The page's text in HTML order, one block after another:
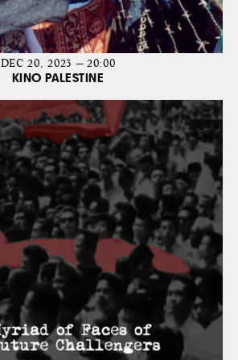
DEC 20, 2023 — 20:00
KINO PALESTINE